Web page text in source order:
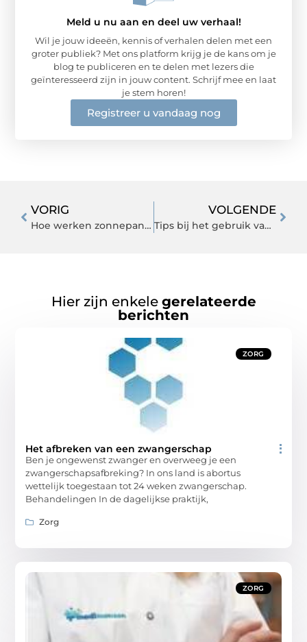
Meld u nu aan en deel uw verhaal!
Wil je jouw ideeën, kennis of verhalen delen met een
groter publiek? Met ons platform krijg je de kans om je
blog te publiceren en te delen met lezers die
geïnteresseerd zijn in jouw content. Schrijf mee en laat
je stem horen!
Registreer u vandaag nog
VORIG
Hoe werken zonnepanelen?
VOLGENDE
Tips bij het gebruik van contact lijm
Hier zijn enkele gerelateerde
berichten
ZORG
Het afbreken van een zwangerschap
Ben je ongewenst zwanger en overweeg je een
zwangerschapsafbreking? In ons land is abortus
wettelijk toegestaan tot 24 weken zwangerschap.
Behandelingen In de dagelijkse praktijk,
Zorg
ZORG